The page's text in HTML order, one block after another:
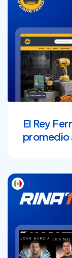
El Rey
promedio